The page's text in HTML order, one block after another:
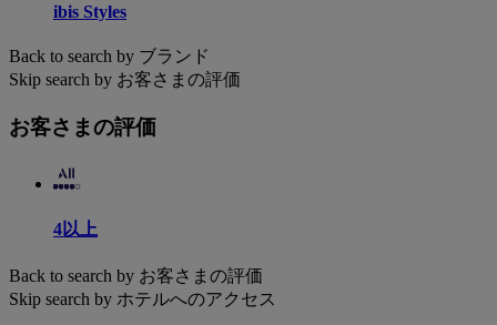
ibis Styles
Back to search by ブランド
Skip search by お客さまの評価
お客さまの評価
4以上
Back to search by お客さまの評価
Skip search by ホテルへのアクセス